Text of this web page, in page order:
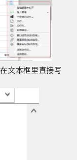
文本框里直接写